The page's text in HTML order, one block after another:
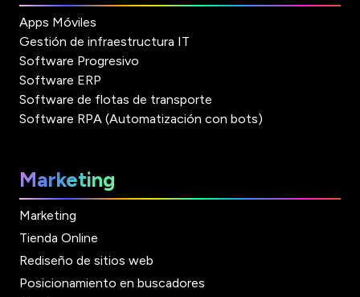
Apps Móviles
Gestión de infraestructura IT
Software Progresivo
Software ERP
Software de flotas de transporte
Software RPA (Automatización con bots)
Marketing
Marketing
Tienda Online
Rediseño de sitios web
Posicionamiento en buscadores